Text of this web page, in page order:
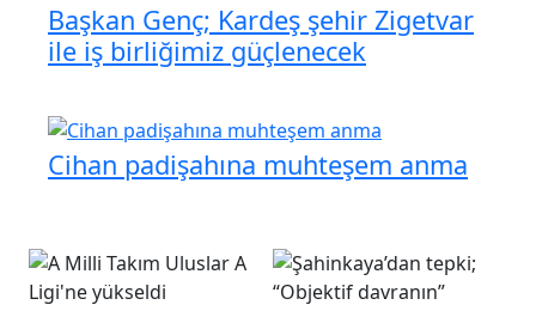
Başkan Genç; Kardeş şehir Zigetvar
ile iş birliğimiz güçlenecek
Cihan padişahına muhteşem anma